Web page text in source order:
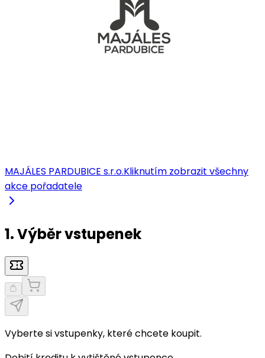
MAJÁLES PARDUBICE s.r.o.Kliknutím zobrazit všechny
akce pořadatele
1. Výběr vstupenek
Vyberte si vstupenky, které chcete koupit.